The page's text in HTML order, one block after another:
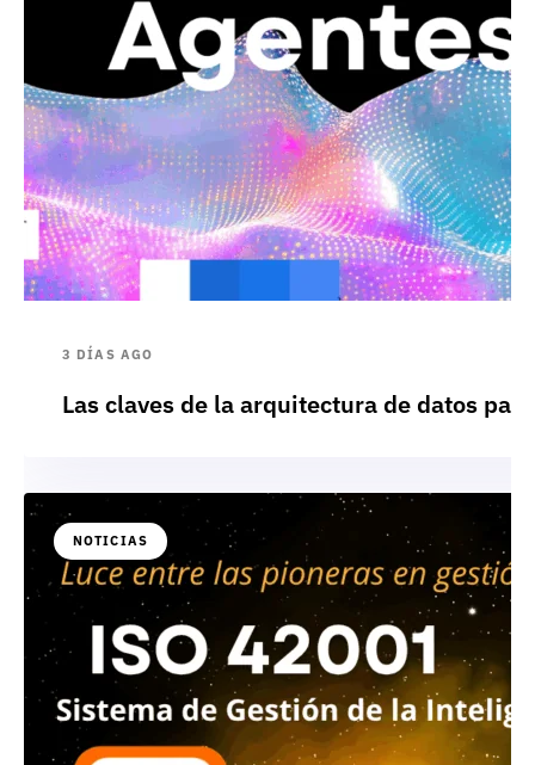
3 DÍAS AGO
Las claves de la arquitectura de datos
NOTICIAS